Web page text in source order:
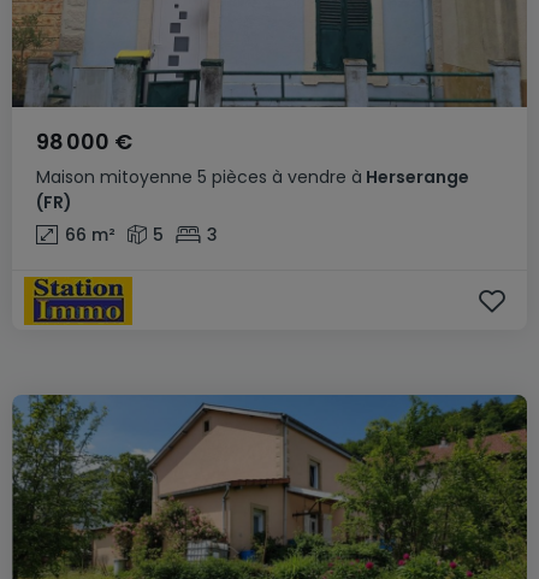
Maison mitoyenne 5 pièces à vendre à Herserange
(FR)
98 000 €
66 m² 5 3